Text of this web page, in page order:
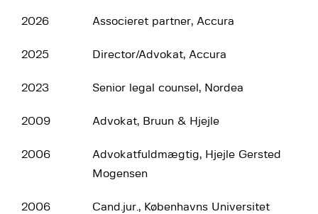
2026 Associeret partner, Accura
2025 Director/Advokat, Accura
2023 Senior legal counsel, Nordea
2009 Advokat, Bruun & Hjejle
2006
Advokatfuldmægtig, Hjejle Gersted
Mogensen
2006 Cand.jur., Københavns Universitet